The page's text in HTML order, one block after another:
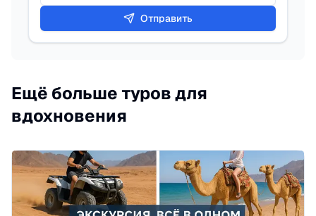
Отправить
Ещё больше туров для
вдохновения